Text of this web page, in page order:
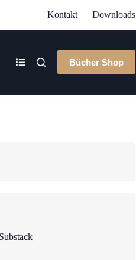
Kontakt Downloads
Bücher Shop